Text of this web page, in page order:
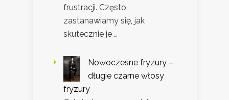
frustracji. Często
zastanawiamy się, jak
skutecznie je …
Nowoczesne fryzury –
długie czarne włosy
fryzury